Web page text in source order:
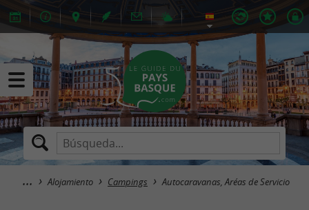
Alojamiento Campings Autocaravanas, Aréas de Servicio